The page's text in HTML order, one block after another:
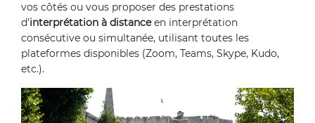
vos côtés ou vous proposer des prestations
d’interprétation à distanceen interprétation
consécutive ou simultanée, utilisant toutes les
plateformes disponibles (Zoom, Teams, Skype, Kudo,
etc.).